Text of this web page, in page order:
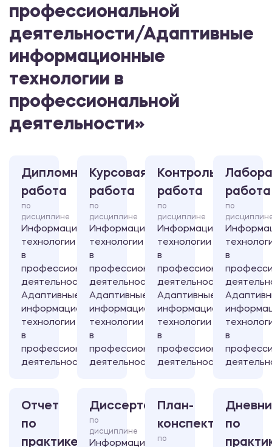
профессиональной
деятельности/Адаптивные
информационные
технологии в
профессиональной
деятельности»
Дипломная
работа
по
дисциплине
Информационные
технологии
в
профессиональной
деятельности/
Адаптивные
информационные
технологии
в
профессиональной
деятельности
Курсовая
работа
по
дисциплине
Информационные
технологии
в
профессиональной
деятельности/
Адаптивные
информационные
технологии
в
профессиональной
деятельности
Контрольная
работа
по
дисциплине
Информационные
технологии
в
профессиональной
деятельности/
Адаптивные
информационные
технологии
в
профессиональной
деятельности
работа
по
в
в
Отчет
по
практике
Диссертация
по
дисциплине
Информационные
План-
конспект
по
по